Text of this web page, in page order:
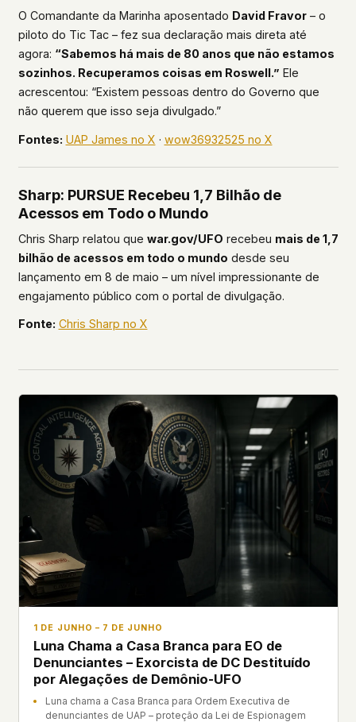
O Comandante da Marinha aposentado David Fravor– o
piloto do Tic Tac – fez sua declaração mais direta até
agora: “Sabemos há mais de 80 anos que não estamos
sozinhos. Recuperamos coisas em Roswell.” Ele
acrescentou: “Existem pessoas dentro do Governo que
não querem que isso seja divulgado.”
Fontes: UAP James no X · wow36932525 no X
Sharp: PURSUE Recebeu 1,7 Bilhão de
Acessos em Todo o Mundo
Chris Sharp relatou que war.gov/UFO recebeu mais de 1,7
bilhão de acessos em todo o mundo desde seu
lançamento em 8 de maio – um nível impressionante de
engajamento público com o portal de divulgação.
Fonte: Chris Sharp no X
1 DE JUNHO – 7 DE JUNHO
Luna Chama a Casa Branca para EO de
Denunciantes – Exorcista de DC Destituído
por Alegações de Demônio-UFO
Luna chama a Casa Branca para Ordem Executiva de
denunciantes de UAP – proteção da Lei de Espionagem